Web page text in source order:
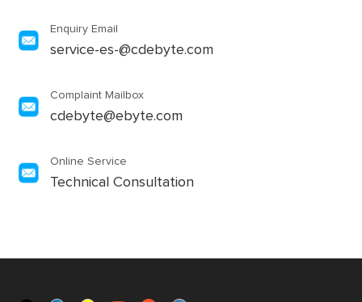
Enquiry Email
service-es-@cdebyte.com
Complaint Mailbox
cdebyte@ebyte.com
Online Service
Technical Consultation